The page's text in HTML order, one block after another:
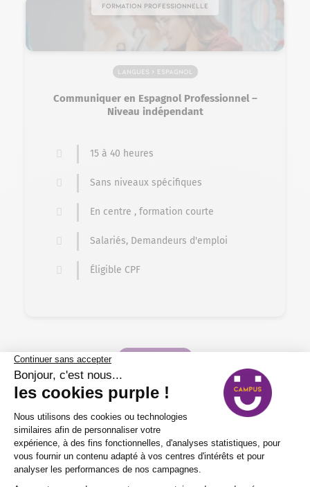
Formation professionnelle
Langues > Espagnol
Communiquer en Espagnol Professionnel –
Niveau indépendant
15 à 40 heures
Sans niveaux spécifiques
En centre , formation courte
Salariés, Demandeurs d'emploi
Éligible CPF